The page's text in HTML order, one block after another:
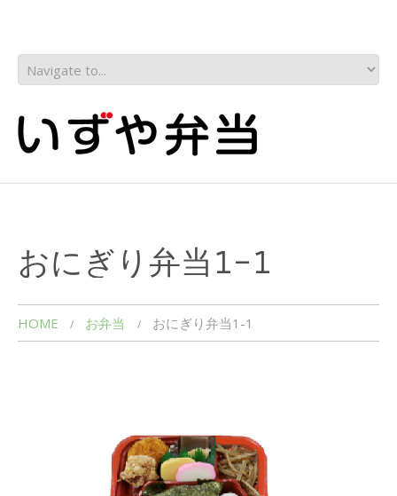
おにぎり弁当1-1
HOME お弁当 おにぎり弁当1-1